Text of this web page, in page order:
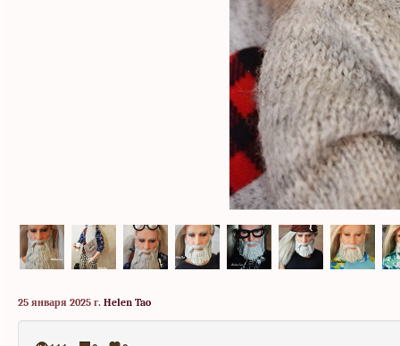
25 января 2025 г. Helen Tao